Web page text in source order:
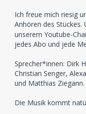
Ich freue mich riesig
Anhören des Stückes.
unserem Youtube-
jedes Abo und jede
Sprecher*innen: Dirk
Christian Senger,
und Matthias Ziegann.
Die Musik kommt